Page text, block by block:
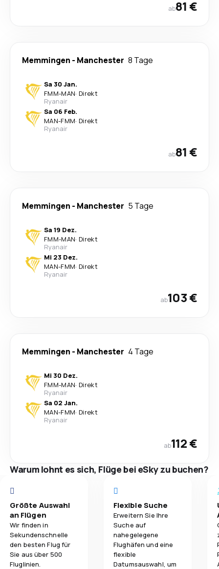
ab81 €
Memmingen - Manchester 8 Tage
Sa 30 Jan.
FMM-MAN· Direkt
Ryanair
Sa 06 Feb.
MAN-FMM· Direkt
Ryanair
ab81 €
Memmingen - Manchester 5 Tage
Sa 19 Dez.
FMM-MAN· Direkt
Ryanair
Mi 23 Dez.
MAN-FMM· Direkt
Ryanair
ab103 €
Memmingen - Manchester 4 Tage
Mi 30 Dez.
FMM-MAN· Direkt
Ryanair
Sa 02 Jan.
MAN-FMM· Direkt
Ryanair
ab112 €
Warum lohnt es sich, Flüge bei eSky zu buchen?
Größte Auswahl
an Flügen
Wir finden in
Sekundenschnelle
den besten Flug für
Sie aus über 500
Fluglinien.
Flexible Suche
Erweitern Sie Ihre
Suche auf
nahegelegene
Flughäfen und eine
flexible
Datumsauswahl, um